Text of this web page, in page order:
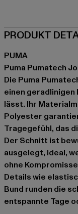
PRODUKT
PUMA
Puma Pumatech
Die Puma
einen
lässt. Ihr
Polyester
Tragegefühl, das
Der Schnitt ist
ausgelegt, ideal,
ohne
Details wie
Bund runden die
entspannte Tage